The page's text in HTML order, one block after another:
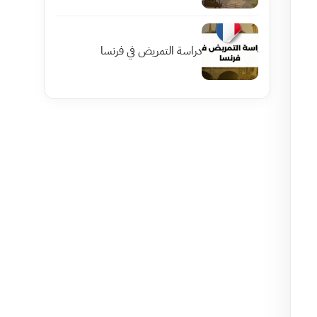
دراسة التمريض في فرنسا